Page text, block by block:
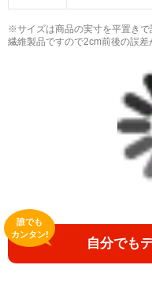
※サイズは商品の実寸を平置きで
繊維製品ですので2cm前後の誤差
自分でも
誰でも
カンタン!